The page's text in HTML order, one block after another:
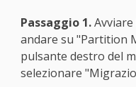
Passaggio 1.Avviare
andare su "Partition
pulsante destro del
selezionare